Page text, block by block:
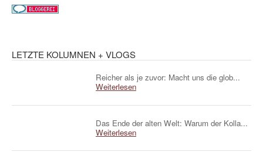
LETZTE KOLUMNEN + VLOGS
Reicher als je zuvor: Macht uns die glob...
Weiterlesen
Das Ende der alten Welt: Warum der Kolla...
Weiterlesen